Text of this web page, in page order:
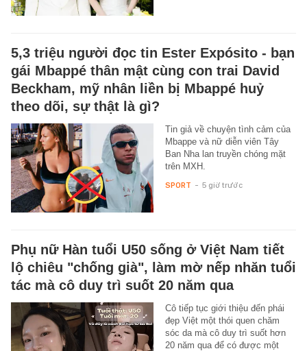
5,3 triệu người đọc tin Ester Expósito - bạn
gái Mbappé thân mật cùng con trai David
Beckham, mỹ nhân liền bị Mbappé huỷ
theo dõi, sự thật là gì?
Tin giả về chuyện tình cảm của
Mbappe và nữ diễn viên Tây
Ban Nha lan truyền chóng mặt
trên MXH.
SPORT - 5 giờ trước
Phụ nữ Hàn tuổi U50 sống ở Việt Nam tiết
lộ chiêu "chống già", làm mờ nếp nhăn tuổi
tác mà cô duy trì suốt 20 năm qua
Cô tiếp tục giới thiệu đến phái
đẹp Việt một thói quen chăm
sóc da mà cô duy trì suốt hơn
20 năm qua để có được một